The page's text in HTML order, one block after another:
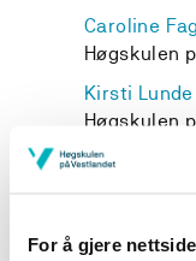
For å gjere
Caroline
Høgskulen
Kirsti Lunde
Høgskulen
Eli Bjørhusdal